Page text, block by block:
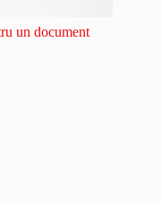
un document